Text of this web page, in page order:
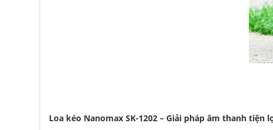
Loa kéo Nanomax SK-1202 – Giải pháp âm thanh tiện